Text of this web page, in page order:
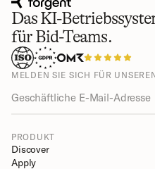
Das KI-
für Bid-Teams.
MELDEN SIE SICH FÜR
PRODUKT
Discover
Apply